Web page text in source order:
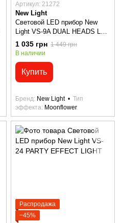
Артикул: 21272
New Light
Световой LED прибор New
Light VS-9A DUAL HEADS LED
MOON FLOWER EFFECT
LIGHT
1 035 грн 1 449 грн
В наличии
Купить
Бренд New Light
Тип
эффекта Moonflower
Распродажа
−45%